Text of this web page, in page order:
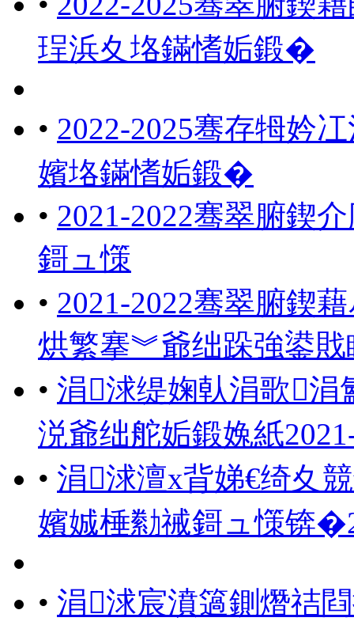
珵浜夊垎鏋愭姤鍛�
• 2022-2025骞存牳妗
嬪垎鏋愭姤鍛�
• 2021-2022骞翠腑鍥
鎶ュ憡
• 2021-2022骞翠腑鍥
烘繁搴︾爺绌跺強鍙
• 涓浗缇婅倝涓歌涓
涚爺绌舵姤鍛婏紙
• 涓浗澶х背娣€绮夊
嬪娍棰勬祴鎶ュ憡锛
• 涓浗宸濆簻鍘熸祮